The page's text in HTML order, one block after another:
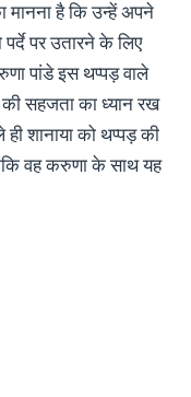
मानना है कि उन्हें अपने
पर उतारने के लिए
पांडे इस थप्पड़ वाले
सहजता का ध्यान रख
शानाया को थप्पड़ की
वह करुणा के साथ यह